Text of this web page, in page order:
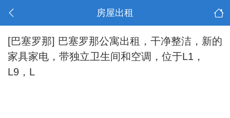
房屋出租
[巴塞罗那] 巴塞罗那公寓出租，干净整洁，新的
家具家电，带独立卫生间和空调，位于L1，
L9，L